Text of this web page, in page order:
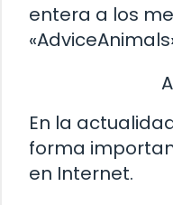
entera a los
En la
forma
en Internet.